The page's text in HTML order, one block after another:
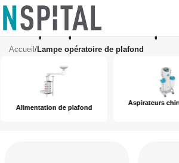
Lampe opératoire de
Accueil /Lampe opératoire de plafond
Alimentation de plafond
Aspirateurs